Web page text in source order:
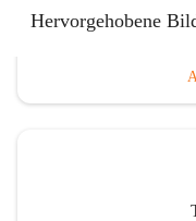
Hervorgehobene